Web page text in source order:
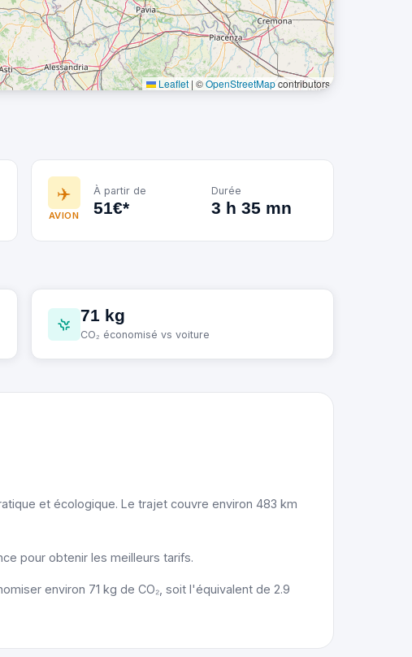
Leaflet | ©OpenStreetMapcontributors
✈️
AVION
À partir de
51€*
Durée
3 h 35 mn
71 kg
CO₂ économisé vs voiture
et écologique. Le trajet couvre environ 483 km
pour obtenir les meilleurs tarifs.
environ 71 kg de CO₂, soit l'équivalent de 2.9